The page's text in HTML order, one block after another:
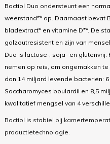
Bactiol Duo ondersteunt een
weerstand** op. Daarnaast bevat
bladextract* en vitamine D**. De
galzoutresistent en zijn van
Duo is lactose-, soja- en
nemen op reis, om ongemakken
dan 14 miljard levende bacteriën:
Saccharomyces boulardii en 8,5
kwalitatief mengsel van 4
Bactiol is stabiel bij
productietechnologie.